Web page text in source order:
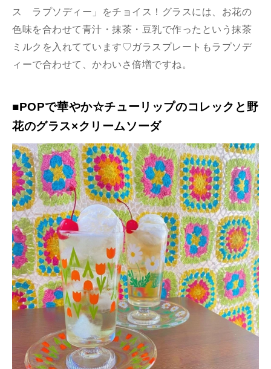
ス ラプソディー」をチョイス！グラスには、お花の
色味を合わせて青汁・抹茶・豆乳で作ったという抹茶
ミルクを入れてています♡ガラスプレートもラプソデ
ィーで合わせて、かわいさ倍増ですね。
■POPで華やか☆チューリップのコレックと野
花のグラス×クリームソーダ